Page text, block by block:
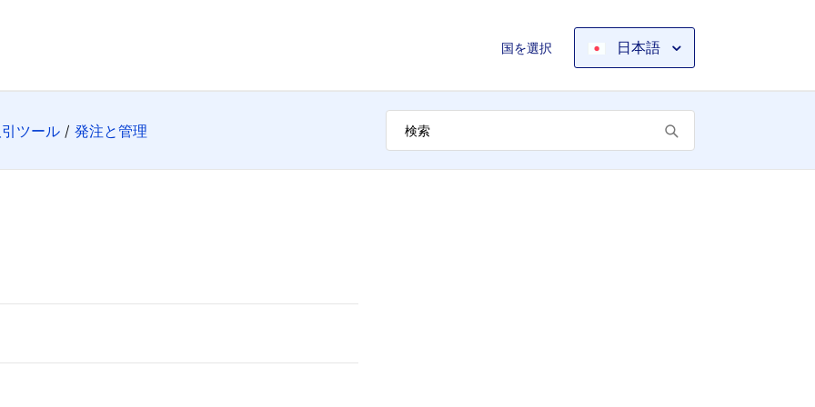
国を選択 日本語
ツール 発注と管理